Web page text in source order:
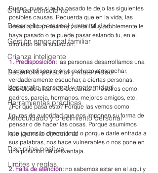
Crianza consciente
Desarrollo personal / mentalidad
Gestión emocional familiar
Crianza inteligente
Desarrollo personal y maternidad
Desarrallo personal y maternidad
Herramientas prácticas
Autocuidado y crecimiento personal
Inteligencia emocional
Disciplina positiva
Limites y reglas
Bueno, pues si te ha pasado te dejo las siguientes
posibles causas. Recuerda que en la vida, las
cosas aplican de ida y vuelta. Muy problemente te
haya pasado o te puede pasar estando tu, en el
otro lado de la situación.
1. Predisposición: las personas desarrollamos una
cierta predisposición o rechazo a escuchar,
verdaderamente escuchar, a ciertas personas.
Sobretodo a las más cercanas a nosotros como;
padres, pareja, hermanos, mejores amigos, etc.
¿Por qué pasa esto? Porque las vemos como
figuras de autoridad que nos imponen su forma de
pensar o de hacer las cosas. Porque asumimos
que ya nos lo dijeron todo o porque darle entrada a
sus palabras, nos hace vulnerables o nos pone en
una posición de desventaja.
2. Falta de atención: no sabemos estar en el aquí y